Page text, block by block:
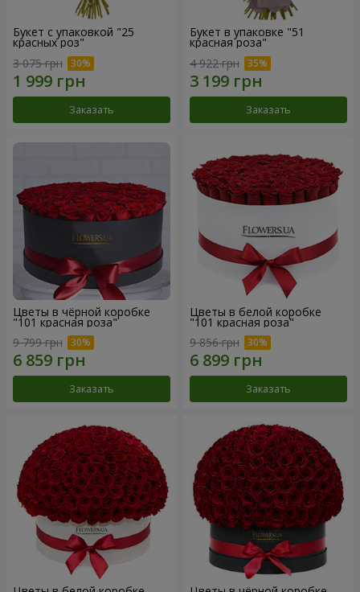
Букет с упаковкой "25
красных роз"
3 075 грн
Заказать
Букет в упаковке "51
красная роза"
4 922 грн
Заказать
Цветы в чёрной коробке
"101 красная роза"
9 799 грн
Заказать
Цветы в белой коробке
"101 красная роза"
9 856 грн
Заказать